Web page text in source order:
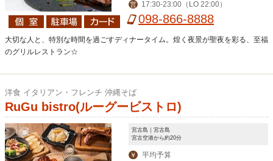
営 17:30-23:00（LO 22:00）
098-866-8888
大切な人と、特別な時間を過ごすディナータイム。煌く夜景が聖夜を彩る、至福
のグリルレストラン☆
洋食 イタリアン・フレンチ 沖縄そば
RuGu bistro(ルーグービストロ)
宮古島｜宮古島
宮古空港から約20分
￥ 平均予算